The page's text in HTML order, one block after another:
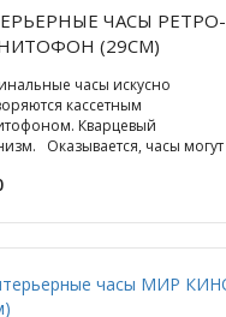
ЧАСЫ РЕТРО-
(29СМ)
часы искусно
кассетным
Кварцевый
Оказывается, часы могут